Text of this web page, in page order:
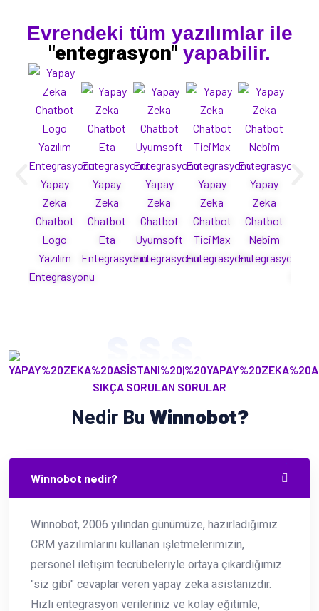
Evrendeki tüm yazılımlar ile
"entegrasyon" yapabilir.
Yapay
Zeka
Chatbot
Logo
Yazılım
Entegrasyonu
Yapay
Zeka
Chatbot
Eta
Entegrasyonu
Yapay
Zeka
Chatbot
Uyumsoft
Entegrasyonu
Yapay
Zeka
Chatbot
TiciMax
Entegrasyonu
Yapay
Zeka
Chatbot
Nebim
Entegrasyonu
SIKÇA SORULAN SORULAR
Nedir Bu Winnobot?
Winnobot nedir?
Winnobot, 2006 yılından günümüze, hazırladığımız
CRM yazılımlarını kullanan işletmelerimizin,
personel iletişim tecrübeleriyle ortaya çıkardığımız
"siz gibi" cevaplar veren yapay zeka asistanızdır.
Hızlı entegrasyon verileriniz ve kolay eğitimle,